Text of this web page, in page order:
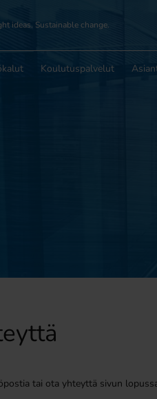
ideas. Sustainable change.
Koulutuspalvelut
tai ota yhteyttä sivun